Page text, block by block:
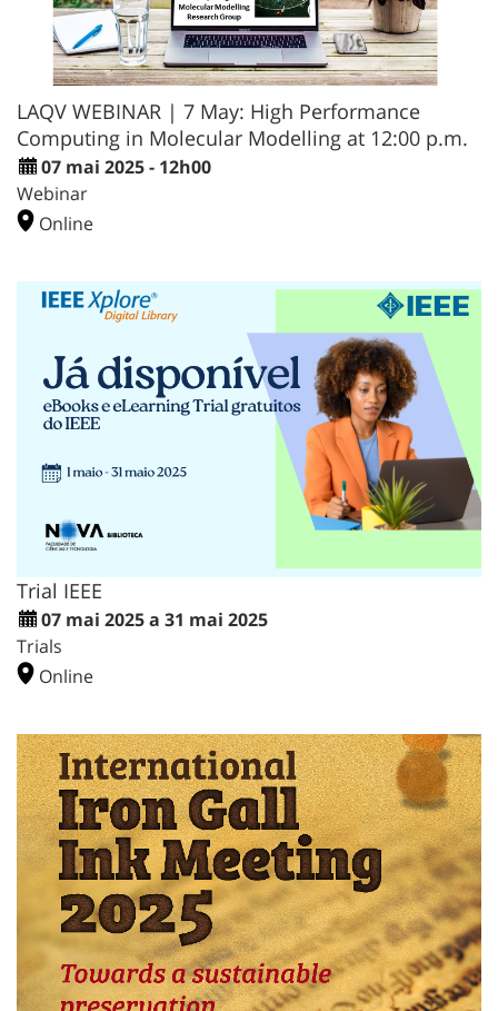
LAQV WEBINAR | 7 May: High Performance
Computing in Molecular Modelling at 12:00 p.m.
07 mai 2025 - 12h00
Webinar
Online
Trial IEEE
07 mai 2025 a 31 mai 2025
Trials
Online